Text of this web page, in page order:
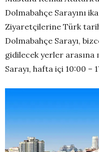
Dolmabahçe Sarayını
Ziyaretçilerine Türk
Dolmabahçe Sarayı,
gidilecek yerler arasına
Sarayı, hafta içi 10:00 –